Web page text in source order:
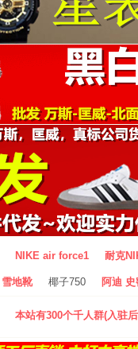
NIKE air force1 耐克
雪地靴 椰子750 阿迪
本站有300个千人群(入驻